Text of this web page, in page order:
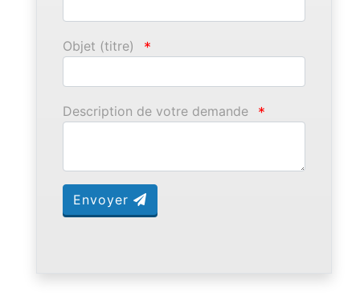
Objet (titre) *
Description de votre demande *
Envoyer